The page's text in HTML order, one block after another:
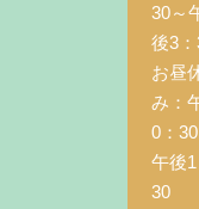
30～
後3
お昼
み：
0：
午後
30